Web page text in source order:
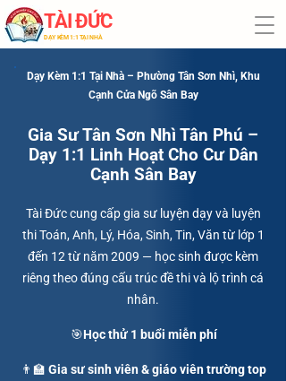
TÀI ĐỨC
​DẠY KÈM 1:1 TẠI NHÀ
Dạy Kèm 1:1 Tại Nhà – Phường Tân Sơn Nhì, Khu
Cạnh Cửa Ngõ Sân Bay
Gia Sư Tân Sơn Nhì Tân Phú –
Dạy 1:1 Linh Hoạt Cho Cư Dân
Cạnh Sân Bay
Tài Đức cung cấp gia sư luyện dạy và luyện
thi Toán, Anh, Lý, Hóa, Sinh, Tin, Văn từ lớp 1
đến 12 từ năm 2009 — học sinh được kèm
riêng theo đúng cấu trúc đề thi và lộ trình cá
nhân.
🎯Học thử 1 buổi miễn phí
👨‍🏫 Gia sư sinh viên & giáo viên trường top